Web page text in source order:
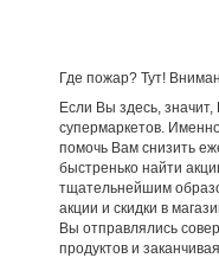
Где пожар? Тут!
Если Вы здесь, значит,
супермаркетов.
помочь Вам снизить
быстренько найти
тщательнейшим
акции и скидки в
Вы отправлялись
продуктов и